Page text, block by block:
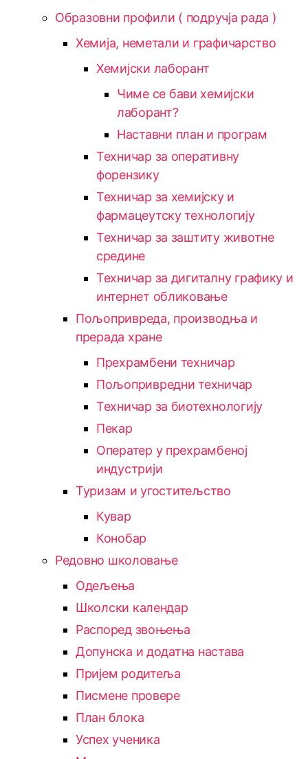
Образовни профили ( подручја рада )
Хемија, неметали и графичарство
Хемијски лаборант
Чиме се бави хемијски
лаборант?
Наставни план и програм
Техничар за оперативну
форензику
Техничар за хемијску и
фармацеутску технологију
Техничар за заштиту животне
средине
Техничар за дигиталну графику и
интернет обликовање
Пољопривреда, производња и
прерада хране
Прехрамбени техничар
Пољопривредни техничар
Техничар за биотехнологију
Пекар
Оператер у прехрамбеној
индустрији
Туризам и угоститељство
Кувар
Конобар
Редовно школовање
Одељења
Школски календар
Распоред звоњења
Допунска и додатна настава
Пријем родитеља
Писмене провере
План блока
Успех ученика